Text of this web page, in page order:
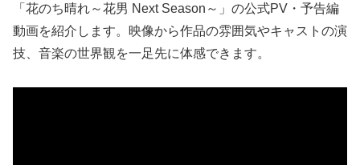
「花のち晴れ～花男 Next Season～」の公式PV・予告編
動画を紹介します。映像から作品の雰囲気やキャストの演
技、音楽の世界観を一足先に体感できます。